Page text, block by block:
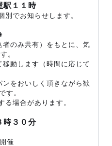
駅１１時
でお知らせします。
のみ共有）をもとに、気
。
動します（時間に応じて
をおいしく頂きながら歓
す。
場合があります。
時３０分
催